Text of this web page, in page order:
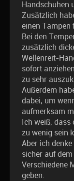
Handschuhen
Zusätzlich
einen Tampen
Bei den
zusätzlich
Wellenreit-
sofort
zu sehr
Außerdem
dabei, um
aufmerksam
Ich weiß, dass
zu wenig sein
Aber ich
sicher auf
Verschiedene
geben.